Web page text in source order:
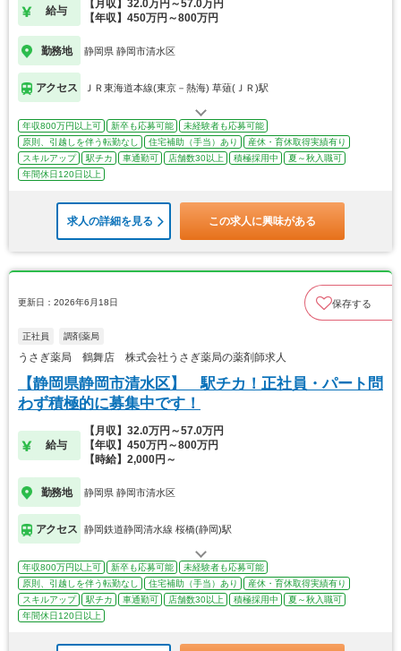
給与
【月収】32.0万円～57.0万円
【年収】450万円～800万円
勤務地 静岡県 静岡市清水区
アクセス ＪＲ東海道本線(東京－熱海) 草薙(ＪＲ)駅
年収800万円以上可 新卒も応募可能
未経験者も応募可能
原則、引越しを伴う転勤なし
住宅補助（手当）あり
産休・育休取得実績有り
スキルアップ
駅チカ 車通勤可 店舗数30以上 積極採用中
夏～秋入職可
年間休日120日以上
求人の詳細を見る この求人に興味がある
更新日：2026年6月18日 保存する
正社員 調剤薬局
うさぎ薬局 鶴舞店 株式会社うさぎ薬局の薬剤師求人
【静岡県静岡市清水区】 駅チカ！正社員・パート問
わず積極的に募集中です！
給与
【月収】32.0万円～57.0万円
【年収】450万円～800万円
【時給】2,000円～
勤務地 静岡県 静岡市清水区
アクセス 静岡鉄道静岡清水線 桜橋(静岡)駅
年収800万円以上可 新卒も応募可能
未経験者も応募可能
原則、引越しを伴う転勤なし
住宅補助（手当）あり
産休・育休取得実績有り
スキルアップ
駅チカ 車通勤可 店舗数30以上 積極採用中
夏～秋入職可
年間休日120日以上